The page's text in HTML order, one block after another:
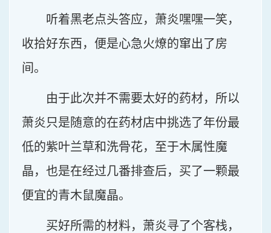
听着黑老点头答应，萧炎嘿嘿一笑，
收拾好东西，便是心急火燎的窜出了房
间。
由于此次并不需要太好的药材，所以
萧炎只是随意的在药材店中挑选了年份最
低的紫叶兰草和洗骨花，至于木属性魔
晶，也是在经过几番排查后，买了一颗最
便宜的青木鼠魔晶。
买好所需的材料，萧炎寻了个客栈，